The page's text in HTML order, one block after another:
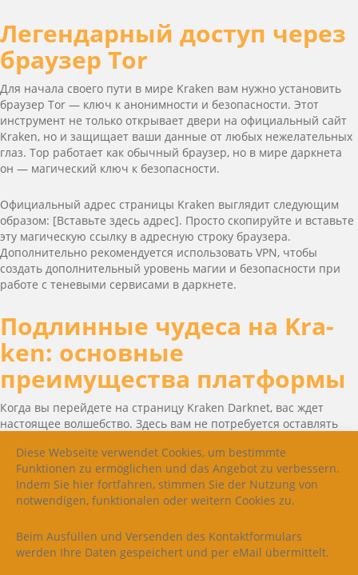
Diese Webseite verwendet Cookies, um bestimmte
Funktionen zu ermöglichen und das Angebot zu verbessern.
Indem Sie hier fortfahren, stimmen Sie der Nutzung von
notwendigen, funktionalen oder weitern Cookies zu.
Beim Ausfüllen und Versenden des Kontaktformulars
werden Ihre Daten gespeichert und per eMail übermittelt.
Легендарный доступ через
браузер Tor
Для начала своего пути в мире Kra­ken вам нужно установить
браузер Tor — ключ к анонимности и безопасности. Этот
инструмент не только открывает двери на официальный сайт
Kra­ken, но и защищает ваши данные от любых нежелательных
глаз. Тор работает как обычный браузер, но в мире даркнета
он — магический ключ к безопасности.
Официальный адрес страницы Kra­ken выглядит следующим
образом: [Вставьте здесь адрес]. Просто скопируйте и вставьте
эту магическую ссылку в адресную строку браузера.
Дополнительно рекомендуется использовать VPN, чтобы
создать дополнительный уровень магии и безопасности при
работе с теневыми сервисами в даркнете.
Подлинные чудеса на Kra­
ken: основные
преимущества платформы
Когда вы перейдете на страницу Kra­ken Dark­net, вас ждет
настоящее волшебство. Здесь вам не потребуется оставлять
пароль и указать ваш город (для получения своих “волшебных”
товаров).
Завершив этот магический ритуал, вы окажетесь в каталоге
произнесите свое желание. Практически каждый товар
снабжен описанием и магическими фотографиями. Для